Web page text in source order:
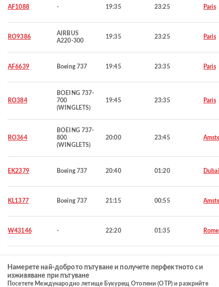
AF1088 - 19:35 23:25 Paris
RO9386
AIRBUS
A220-300
19:35 23:25 Paris
AF6639 Boeing 737 19:45 23:35 Paris
RO384
BOEING 737-
700
(WINGLETS)
19:45 23:35 Paris
RO364
BOEING 737-
800
(WINGLETS)
20:00 23:45
EK2379 Boeing 737 20:40 01:20 Dubai
KL1377 Boeing 737 21:15 00:55
W43146 - 22:20 01:35 Rome
Намерете най-доброто пътуване и получете перфектното си
изживяване при пътуване
Посетете Международно летище Букурещ Отопени (OTP) и разкрийте